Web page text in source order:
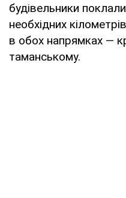
будівельники
необхідних
в обох напрямках —
таманському.